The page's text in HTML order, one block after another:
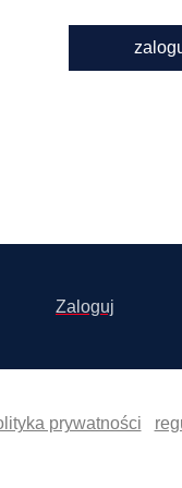
Zaloguj
prywatności